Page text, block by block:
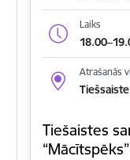
Laiks
Atrašanās
Tiešsaiste
Tiešaistes
“Mācītspēks”